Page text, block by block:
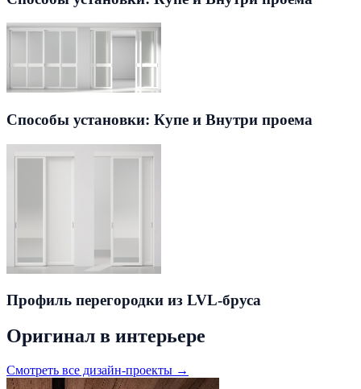
Способы установки: Купе и Внутри проема
Профиль перегородки из LVL-бруса
Оригинал в интерьере
Смотреть все дизайн-проекты →